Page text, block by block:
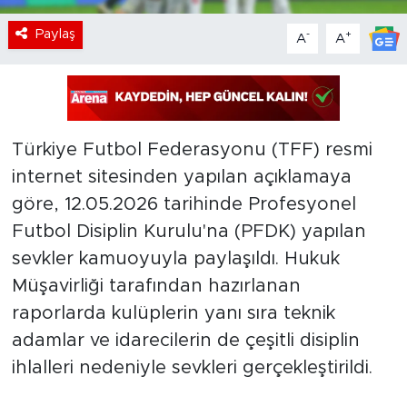
Paylaş A- A+
Türkiye Futbol Federasyonu (TFF) resmi
internet sitesinden yapılan açıklamaya
göre, 12.05.2026 tarihinde Profesyonel
Futbol Disiplin Kurulu'na (PFDK) yapılan
sevkler kamuoyuyla paylaşıldı. Hukuk
Müşavirliği tarafından hazırlanan
raporlarda kulüplerin yanı sıra teknik
adamlar ve idarecilerin de çeşitli disiplin
ihlalleri nedeniyle sevkleri gerçekleştirildi.